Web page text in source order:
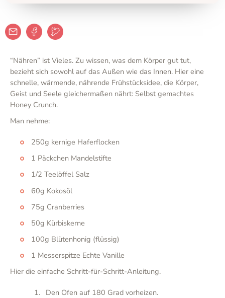
“Nähren” ist Vieles. Zu wissen, was dem Körper gut tut,
bezieht sich sowohl auf das Außen wie das Innen. Hier eine
schnelle, wärmende, nährende Frühstücksidee, die Körper,
Geist und Seele gleichermaßen nährt: Selbst gemachtes
Honey Crunch.
Man nehme:
250g kernige Haferflocken
1 Päckchen Mandelstifte
1/2 Teelöffel Salz
60g Kokosöl
75g Cranberries
50g Kürbiskerne
100g Blütenhonig (flüssig)
1 Messerspitze Echte Vanille
Hier die einfache Schritt-für-Schritt-Anleitung.
Den Ofen auf 180 Grad vorheizen.